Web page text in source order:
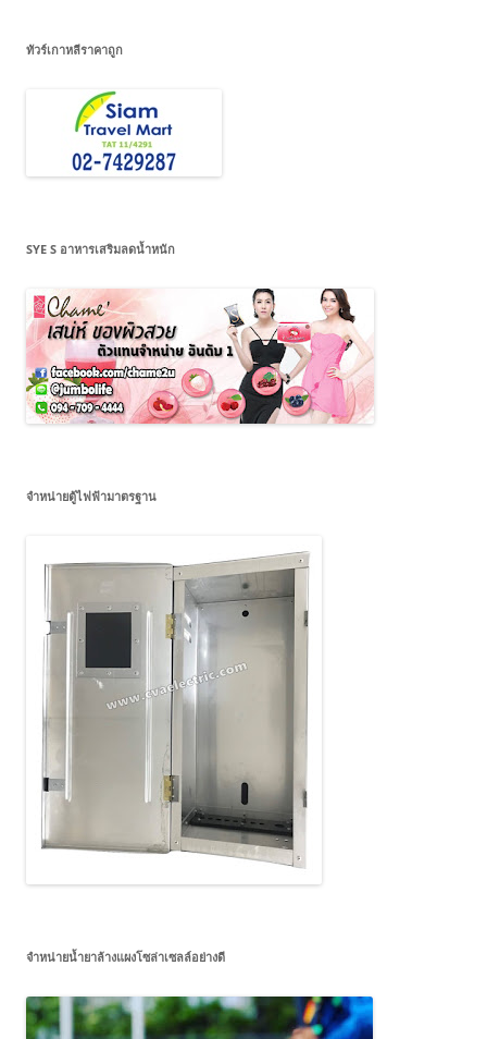
ทัวร์เกาหลีราคาถูก
SYE S อาหารเสริมลดน้ำหนัก
จำหน่ายตู้ไฟฟ้ามาตรฐาน
จำหน่ายน้ำยาล้างแผงโซล่าเซลล์อย่างดี